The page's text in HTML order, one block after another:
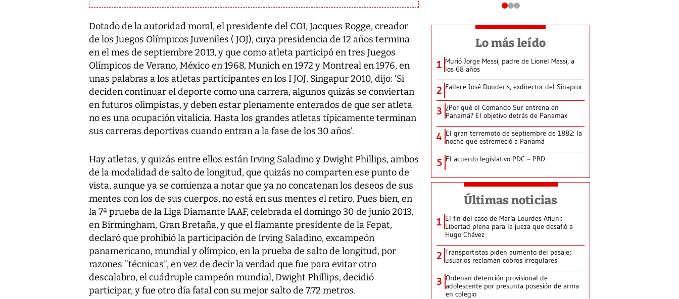
Dotado de la autoridad moral, el presidente del COI, Jacques Rogge, creador
de los Juegos Olímpicos Juveniles ( JOJ), cuya presidencia de 12 años termina
en el mes de septiembre 2013, y que como atleta participó en tres Juegos
Olímpicos de Verano, México en 1968, Munich en 1972 y Montreal en 1976, en
unas palabras a los atletas participantes en los I JOJ, Singapur 2010, dijo: ‘Si
deciden continuar el deporte como una carrera, algunos quizás se conviertan
en futuros olimpistas, y deben estar plenamente enterados de que ser atleta
no es una ocupación vitalicia. Hasta los grandes atletas típicamente terminan
sus carreras deportivas cuando entran a la fase de los 30 años’.
Hay atletas, y quizás entre ellos están Irving Saladino y Dwight Phillips, ambos
de la modalidad de salto de longitud, que quizás no comparten ese punto de
vista, aunque ya se comienza a notar que ya no concatenan los deseos de sus
mentes con los de sus cuerpos, no está en sus mentes el retiro. Pues bien, en
la 7ª prueba de la Liga Diamante IAAF, celebrada el domingo 30 de junio 2013,
en Birmingham, Gran Bretaña, y que el flamante presidente de la Fepat,
declaró que prohibió la participación de Irving Saladino, excampeón
panamericano, mundial y olímpico, en la prueba de salto de longitud, por
razones ‘‘técnicas’’, en vez de decir la verdad que fue para evitar otro
descalabro, el cuádruple campeón mundial, Dwight Phillips, decidió
participar, y fue otro día fatal con su mejor salto de 7.72 metros.
Lo más leído
1 Murió Jorge Messi, padre de Lionel Messi, a
los 68 años
2 Fallece José Donderis, exdirector del Sinaproc
3 ¿Por qué el Comando Sur entrena en
Panamá? El objetivo detrás de Panamax
4 El gran terremoto de septiembre de 1882: la
noche que estremeció a Panamá
5 El acuerdo legislativo PDC – PRD
Últimas noticias
1 El fin del caso de María Lourdes Afiuni:
Libertad plena para la jueza que desafió a
Hugo Chávez
2 Transportistas piden aumento del pasaje;
usuarios reclaman cobros irregulares
3 Ordenan detención provisional de
adolescente por presunta posesión de arma
en colegio